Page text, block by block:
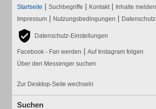
Startseite | Suchbegriffe | Kontakt | Inhalte melden
Impressum | Nutzungsbedingungen | Datenschutz
Datenschutz-Einstellungen
Facebook - Fan werden | Auf Instagram folgen
Über den Messenger suchen
Zur Desktop-Seite wechseln
Suchen